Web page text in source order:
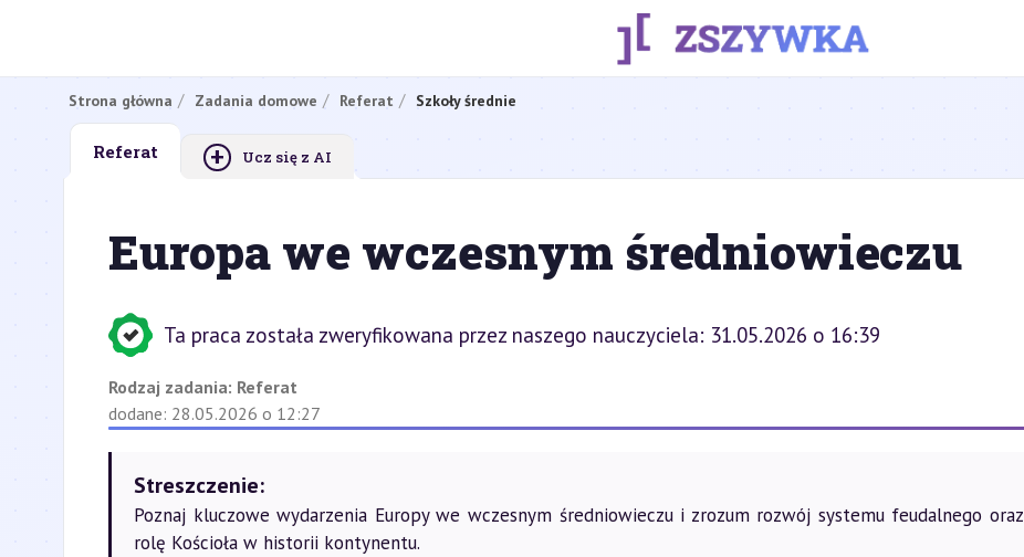
Strona główna Zadania domowe Referat Szkoły średnie
Referat + Ucz się z AI
Europa we wczesnym średniowieczu
Ta praca została zweryfikowana przez naszego nauczyciela: 31.05.2026 o 16:39
Rodzaj zadania: Referat
dodane: 28.05.2026 o 12:27
Streszczenie:
Poznaj kluczowe wydarzenia Europy we wczesnym średniowieczu i zrozum rozwój systemu feudalnego oraz
rolę Kościoła w historii kontynentu.